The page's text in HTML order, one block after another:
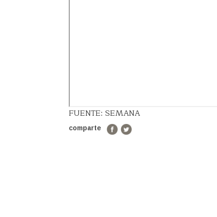
FUENTE: SEMANA
comparte